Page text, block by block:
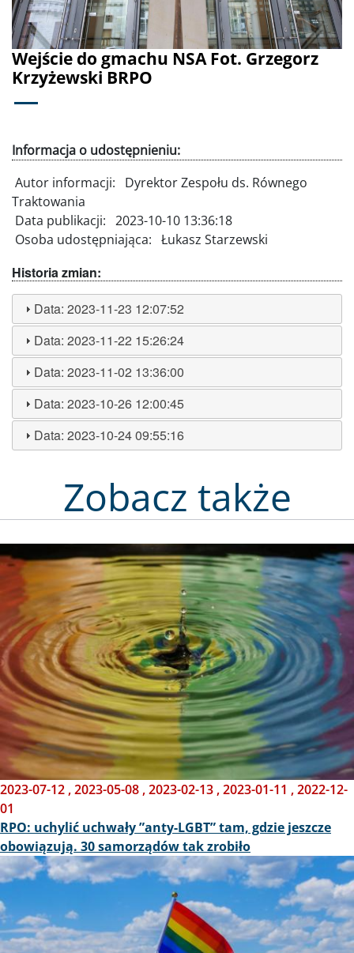
Wejście do gmachu NSA Fot. Grzegorz
Krzyżewski BRPO
Informacja o udostępnieniu:
Autor informacji:
Dyrektor Zespołu ds. Równego
Traktowania
Data publikacji: 2023-10-10 13:36:18
Osoba udostępniająca: Łukasz Starzewski
Historia zmian:
Data:2023-11-23 12:07:52
Data:2023-11-22 15:26:24
Data:2023-11-02 13:36:00
Data:2023-10-26 12:00:45
Data:2023-10-24 09:55:16
Zobacz także
Obraz
2023-07-12 ,2023-05-08 ,2023-02-13 ,2023-01-11 ,2022-12-
01
RPO: uchylić uchwały ”anty-LGBT” tam, gdzie jeszcze
obowiązują. 30 samorządów tak zrobiło
Obraz